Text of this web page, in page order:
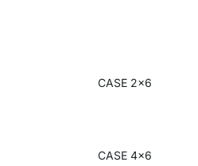
CASE 2x6
CASE 4x6